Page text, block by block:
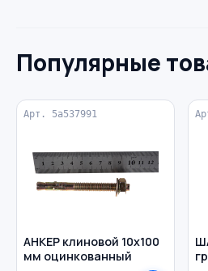
Популярные
Арт. 5a537991
АНКЕР клиновой 10х100
мм оцинкованный